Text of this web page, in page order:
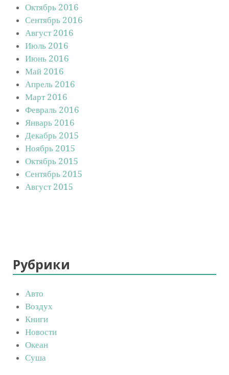
Октябрь 2016
Сентябрь 2016
Август 2016
Июль 2016
Июнь 2016
Май 2016
Апрель 2016
Март 2016
Февраль 2016
Январь 2016
Декабрь 2015
Ноябрь 2015
Октябрь 2015
Сентябрь 2015
Август 2015
Рубрики
Авто
Воздух
Книги
Новости
Океан
Суша